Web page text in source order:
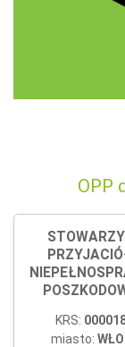
OPP
KRS:
miasto: